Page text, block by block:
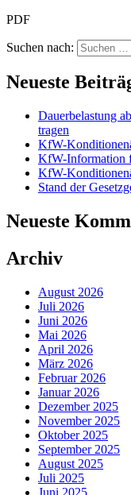
PDF
Suchen nach:
Neueste
Dauerbelastung
tragen
KfW-
KfW-Information
KfW-
Stand der
Neueste
Archiv
August 2026
Juli 2026
Juni 2026
Mai 2026
April 2026
März 2026
Februar 2026
Januar 2026
Dezember 2025
November 2025
Oktober 2025
September 2025
August 2025
Juli 2025
Juni 2025